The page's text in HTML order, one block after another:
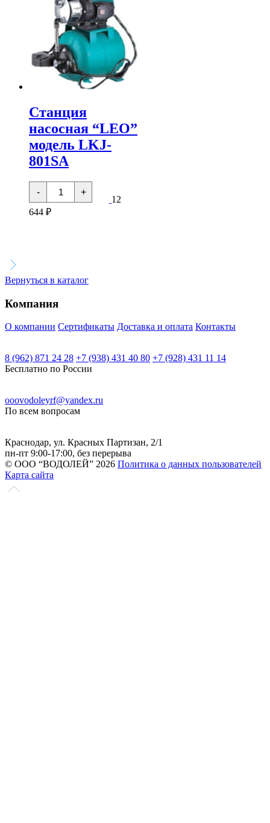
Станция
насосная “LEO”
модель LKJ-
801SA
-
Количество
товара
Станция
насосная
+
12
644 ₽
Вернуться в каталог
Компания
О компании Сертификаты Доставка и оплата Контакты
8 (962) 871 24 28 +7 (938) 431 40 80 +7 (928) 431 11 14
Бесплатно по России
ooovodoleyrf@yandex.ru
По всем вопросам
Краснодар, ул. Красных Партизан, 2/1
пн-пт 9:00-17:00, без перерыва
© ООО “ВОДОЛЕЙ” 2026 Политика о данных пользователей
Карта сайта